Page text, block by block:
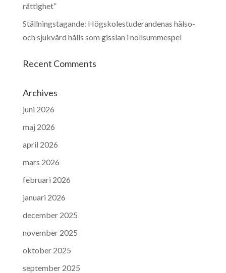
rättighet”
Ställningstagande: Högskolestuderandenas hälso-
och sjukvård hålls som gisslan i nollsummespel
Recent Comments
Archives
juni 2026
maj 2026
april 2026
mars 2026
februari 2026
januari 2026
december 2025
november 2025
oktober 2025
september 2025